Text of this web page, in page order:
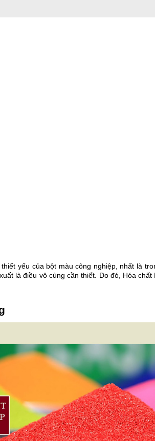
yếu của bột màu công nghiệp, nhất là
là điều vô cùng cần thiết. Do đó, Hóa